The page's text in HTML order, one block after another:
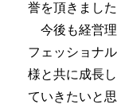
誉を頂きました
今後も経営理
フェッショナ
様と共に成長
ていきたいと思